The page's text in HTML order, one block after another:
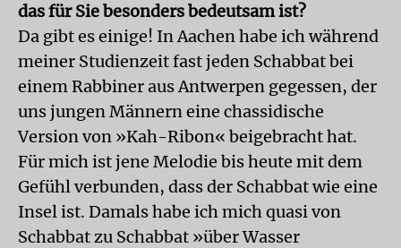
das für Sie besonders bedeutsam ist?
Da gibt es einige! In Aachen habe ich während
meiner Studienzeit fast jeden Schabbat bei
einem Rabbiner aus Antwerpen gegessen, der
uns jungen Männern eine chassidische
Version von »Kah-Ribon« beigebracht hat.
Für mich ist jene Melodie bis heute mit dem
Gefühl verbunden, dass der Schabbat wie eine
Insel ist. Damals habe ich mich quasi von
Schabbat zu Schabbat »über Wasser